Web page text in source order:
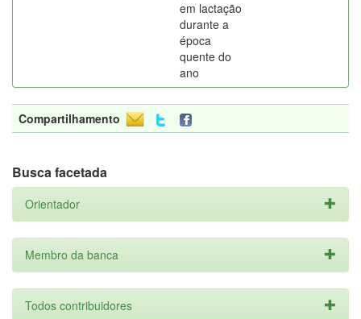
em lactação
durante a
época
quente do
ano
Compartilhamento
Busca facetada
Orientador
Membro da banca
Todos contribuidores